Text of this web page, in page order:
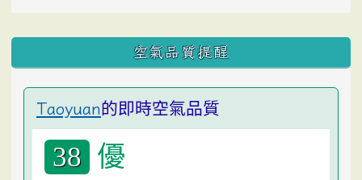
空氣品質提醒
Taoyuan的即時空氣品質
38 優